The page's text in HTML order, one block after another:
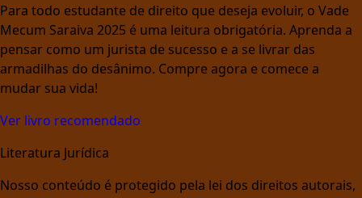
Para todo estudante de direito que deseja evoluir, o Vade
Mecum Saraiva 2025 é uma leitura obrigatória. Aprenda a
pensar como um jurista de sucesso e a se livrar das
armadilhas do desânimo. Compre agora e comece a
mudar sua vida!
Ver livro recomendado
Literatura Jurídica
Nosso conteúdo é protegido pela lei dos direitos autorais,